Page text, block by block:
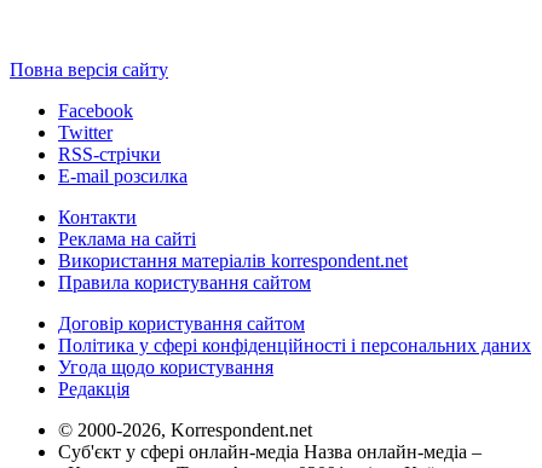
Повна версія сайту
Facebook
Twitter
RSS-стрічки
E-mail розсилка
Контакти
Реклама на сайті
Використання матеріалів korrespondent.net
Правила користування сайтом
Договір користування сайтом
Політика у сфері конфіденційності і персональних даних
Угода щодо користування
Редакція
© 2000-2026, Korrespondent.net
Суб'єкт у сфері онлайн-медіа Назва онлайн-медіа –